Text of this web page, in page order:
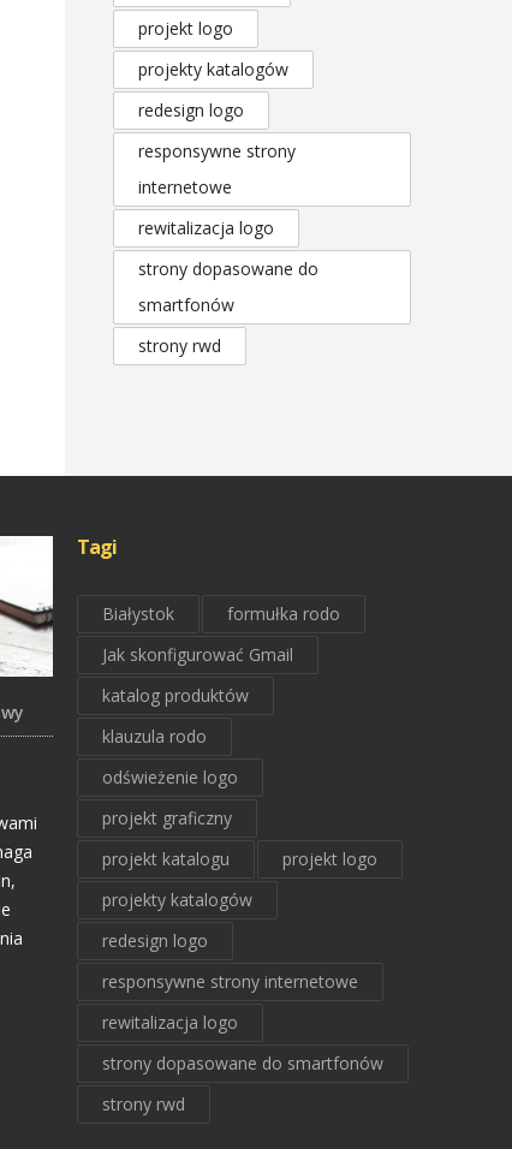
projekt logo
projekty katalogów
redesign logo
responsywne strony
internetowe
rewitalizacja logo
strony dopasowane do
smartfonów
strony rwd
Tagi
Białystok
formułka rodo
Jak skonfigurować Gmail
katalog produktów
klauzula rodo
odświeżenie logo
projekt graficzny
projekt katalogu
projekt logo
projekty katalogów
redesign logo
responsywne strony internetowe
rewitalizacja logo
strony dopasowane do smartfonów
strony rwd